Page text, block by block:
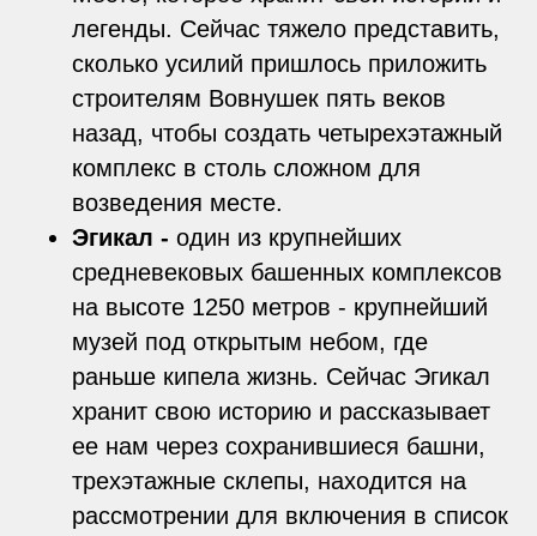
легенды. Сейчас тяжело представить,
сколько усилий пришлось приложить
строителям Вовнушек пять веков
назад, чтобы создать четырехэтажный
комплекс в столь сложном для
возведения месте.
Эгикал - один из крупнейших
средневековых башенных комплексов
на высоте 1250 метров - крупнейший
музей под открытым небом, где
раньше кипела жизнь. Сейчас Эгикал
хранит свою историю и рассказывает
ее нам через сохранившиеся башни,
трехэтажные склепы, находится на
рассмотрении для включения в список